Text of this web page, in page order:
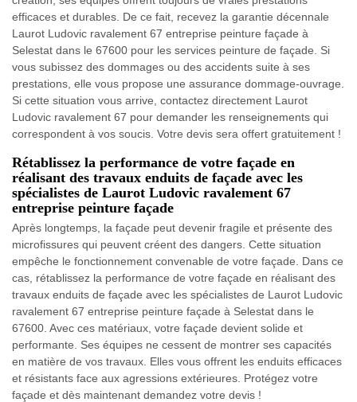
efficaces et durables. De ce fait, recevez la garantie décennale
Laurot Ludovic ravalement 67 entreprise peinture façade à
Selestat dans le 67600 pour les services peinture de façade. Si
vous subissez des dommages ou des accidents suite à ses
prestations, elle vous propose une assurance dommage-ouvrage.
Si cette situation vous arrive, contactez directement Laurot
Ludovic ravalement 67 pour demander les renseignements qui
correspondent à vos soucis. Votre devis sera offert gratuitement !
Rétablissez la performance de votre façade en
réalisant des travaux enduits de façade avec les
spécialistes de Laurot Ludovic ravalement 67
entreprise peinture façade
Après longtemps, la façade peut devenir fragile et présente des
microfissures qui peuvent créent des dangers. Cette situation
empêche le fonctionnement convenable de votre façade. Dans ce
cas, rétablissez la performance de votre façade en réalisant des
travaux enduits de façade avec les spécialistes de Laurot Ludovic
ravalement 67 entreprise peinture façade à Selestat dans le
67600. Avec ces matériaux, votre façade devient solide et
performante. Ses équipes ne cessent de montrer ses capacités
en matière de vos travaux. Elles vous offrent les enduits efficaces
et résistants face aux agressions extérieures. Protégez votre
façade et dès maintenant demandez votre devis !